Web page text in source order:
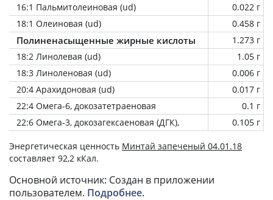
16:1 Пальмитолеиновая (ud)
0.022 г
18:1 Олеиновая (ud)
0.458 г
Полиненасыщенные жирные кислоты
1.273 г
18:2 Линолевая (ud)
1.05 г
18:3 Линоленовая (ud)
0.006 г
20:4 Арахидоновая (ud)
0.017 г
22:4 Омега-6, докозатетраеновая
0.1 г
22:6 Омега-3, докозагексаеновая (ДГК),
0.105 г
Энергетическая ценность Минтай запеченый 04.01.18
составляет 92,2 кКал.
Основной источник: Создан в приложении
пользователем. Подробнее.